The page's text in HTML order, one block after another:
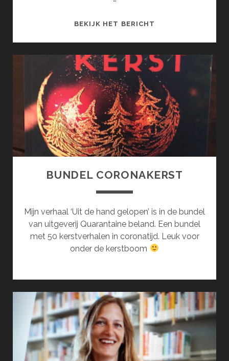
BEKIJK HET BERICHT
2020
BUNDEL CORONAKERST
Mijn verhaal ‘Uit de hand gelopen’ is in de bundel
van uitgeverij Quarantaine beland. Een bundel
met 50 kerstverhalen in coronatijd. Leuk voor
onder de kerstboom